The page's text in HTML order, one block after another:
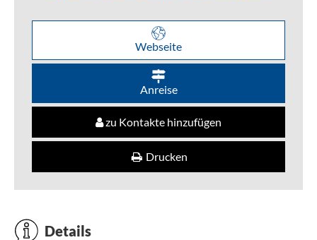
Webseite
Anreise
zu Kontakte hinzufügen
Drucken
Details